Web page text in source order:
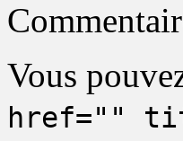
Vous
href=""